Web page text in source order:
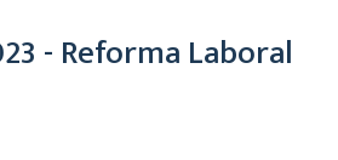
- Reforma Laboral